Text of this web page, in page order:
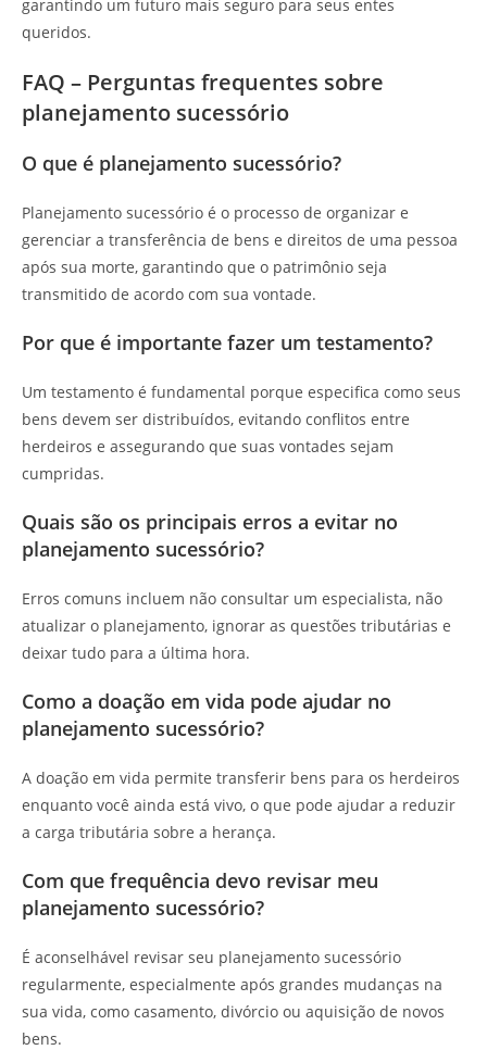
garantindo um futuro mais seguro para seus entes
queridos.
FAQ – Perguntas frequentes sobre
planejamento sucessório
O que é planejamento sucessório?
Planejamento sucessório é o processo de organizar e
gerenciar a transferência de bens e direitos de uma pessoa
após sua morte, garantindo que o patrimônio seja
transmitido de acordo com sua vontade.
Por que é importante fazer um testamento?
Um testamento é fundamental porque especifica como seus
bens devem ser distribuídos, evitando conflitos entre
herdeiros e assegurando que suas vontades sejam
cumpridas.
Quais são os principais erros a evitar no
planejamento sucessório?
Erros comuns incluem não consultar um especialista, não
atualizar o planejamento, ignorar as questões tributárias e
deixar tudo para a última hora.
Como a doação em vida pode ajudar no
planejamento sucessório?
A doação em vida permite transferir bens para os herdeiros
enquanto você ainda está vivo, o que pode ajudar a reduzir
a carga tributária sobre a herança.
Com que frequência devo revisar meu
planejamento sucessório?
É aconselhável revisar seu planejamento sucessório
regularmente, especialmente após grandes mudanças na
sua vida, como casamento, divórcio ou aquisição de novos
bens.